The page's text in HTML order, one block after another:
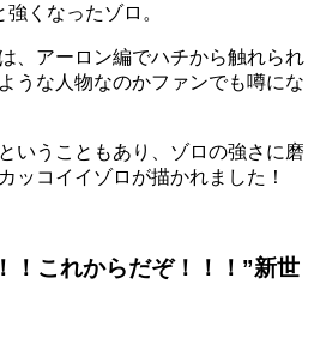
くなったゾロ。
、アーロン編でハチから触れられ
うな人物なのかファンでも噂にな
いうこともあり、ゾロの強さに磨
ッコイイゾロが描かれました！
！これからだぞ！！！”新世